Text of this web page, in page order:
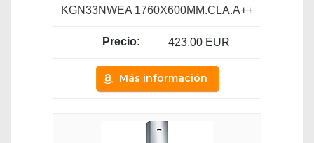
KGN33NWEA 1760X600MM.CLA.A++
423,00 EUR
Más información